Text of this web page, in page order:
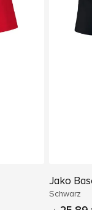
Jako
Schwarz